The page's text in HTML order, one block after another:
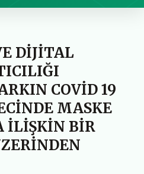
DİJİTAL
COVİD 19
MASKE
İLİŞKİN BİR